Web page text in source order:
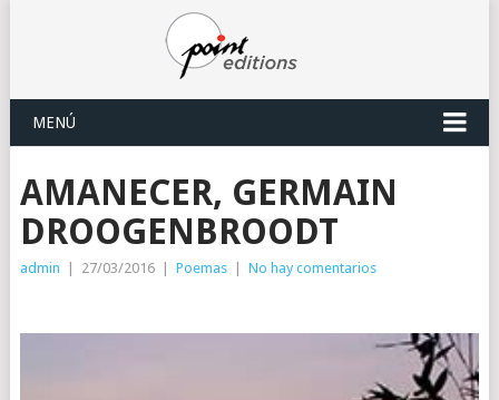
MENÚ
AMANECER, GERMAIN
DROOGENBROODT
admin 27/03/2016 Poemas No hay comentarios